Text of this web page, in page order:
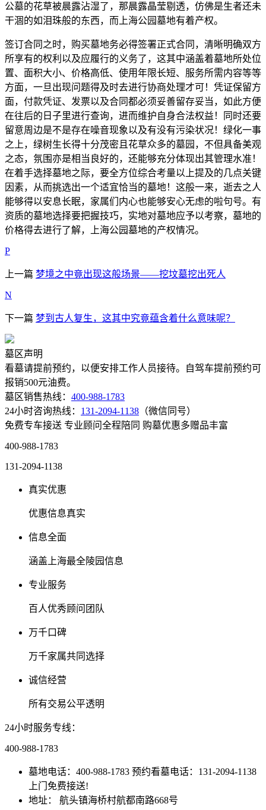
公墓的花草被晨露沾湿了，那晨露晶莹剔透，仿佛是生者还未
干涸的如泪珠般的东西，而上海公园墓地有着产权。
签订合同之时，购买墓地务必得签署正式合同，清晰明确双方
所享有的权利以及应履行的义务了，这其中涵盖着墓地所处位
置、面积大小、价格高低、使用年限长短、服务所需内容等等
方面，一旦出现问题得及时去进行协商处理才可！凭证保留方
面，付款凭证、发票以及合同都必须妥善留存妥当，如此方便
在往后的日子里进行查询，进而维护自身合法权益！同时还要
留意周边是不是存在噪音现象以及有没有污染状况！绿化一事
之上，绿树生长得十分茂密且花草众多的墓园，不但具备美观
之态，氛围亦是相当良好的，还能够充分体现出其管理水准！
在着手选择墓地之际，要全方位综合考量以上提及的几点关键
因素，从而挑选出一个适宜恰当的墓地！这般一来，逝去之人
能够得以安息长眠，家属们内心也能够安心无虑的啦句号。有
资质的墓地选择要把握技巧，实地对墓地应予以考察，墓地的
价格得去进行了解，上海公园墓地的产权情况。
P
上一篇 梦境之中竟出现这般场景——挖坟墓挖出死人
N
下一篇 梦到古人复生，这其中究竟蕴含着什么意味呢？
墓区声明
看墓请提前预约，以便安排工作人员接待。自驾车提前预约可
报销500元油费。
墓区销售热线： 400-988-1783
24小时咨询热线： 131-2094-1138 （微信同号）
免费专车接送 专业顾问全程陪同 购墓优惠多赠品丰富
400-988-1783
131-2094-1138
真实优惠
优惠信息真实
信息全面
涵盖上海最全陵园信息
专业服务
百人优秀顾问团队
万千口碑
万千家属共同选择
诚信经营
所有交易公平透明
24小时服务专线：
400-988-1783
墓地电话：400-988-1783 预约看墓电话：131-2094-1138
上门免费接送!
地址： 航头镇海桥村航都南路668号